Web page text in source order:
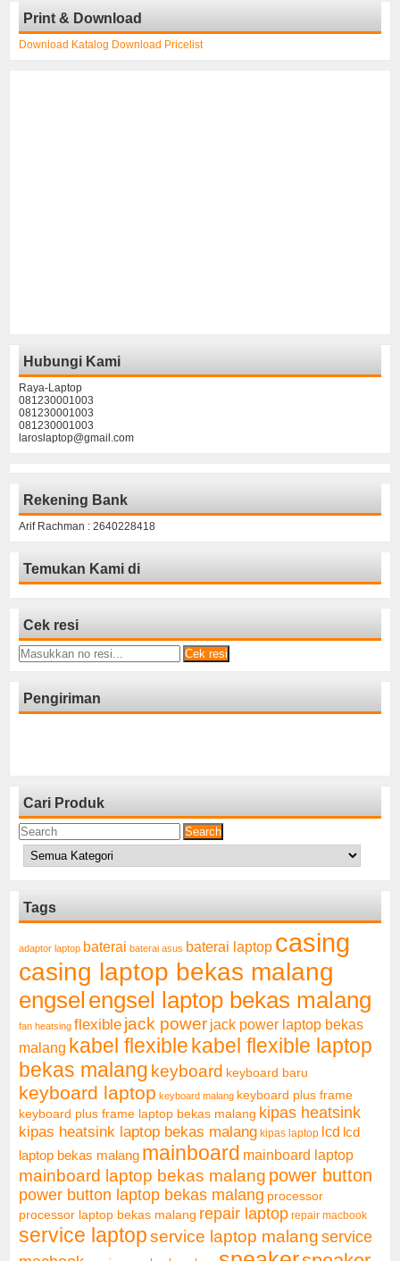
Print & Download
Download Katalog Download Pricelist
Hubungi Kami
Raya-Laptop
081230001003
081230001003
081230001003
laroslaptop@gmail.com
Rekening Bank
Arif Rachman : 2640228418
Temukan Kami di
Cek resi
Cek resi
Pengiriman
Cari Produk
Search
Tags
adaptor laptop baterai baterai asus baterai laptop casing
casing laptop bekas malang
engsel engsel laptop bekas malang
fan heatsing flexible jack power jack power laptop bekas
malang kabel flexiblekabel flexible laptop
bekas malang keyboard keyboard baru
keyboard laptop keyboard malang keyboard plus frame
keyboard plus frame laptop bekas malang kipas heatsink
kipas heatsink laptop bekas malang kipas laptop lcd lcd
laptop bekas malang mainboard mainboard laptop
mainboard laptop bekas malang power button
power button laptop bekas malang processor
processor laptop bekas malang repair laptop repair macbook
service laptopservice laptop malang service